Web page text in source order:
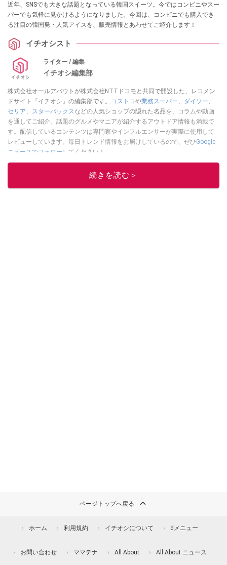
近年、SNSでも大きな話題となっている韓国スイーツ。今ではコンビニやスー
パーでも気軽に見かけるようになりました。今回は、コンビニでも購入でき
る注目の韓国発・人気アイスを、販売情報とあわせてご紹介します！
イチオシスト
ライター / 編集
イチオシ編集部
株式会社オールアバウトが株式会社NTTドコモと共同で開設した、レコメン
ドサイト『イチオシ』の編集部です。
コストコや業務スーパー ダイソー
セリア
スターバックス などの人気ショップの隠れた名品を、コラムや動画
を通してご紹介。話題のグルメやマニアが紹介するアウトドア情報も満載で
す。配信しているコンテンツは専門家やインフルエンサーが実際に使用して
レビューしています。毎日トレンド情報をお届けしているので、ぜひGoogle
ニュースでフォロー してください！
続きを読む＞
ページトップへ戻る
ホーム 利用規約 イチオシについて dメニュー
お問い合わせ ママテナ All About All About ニュース